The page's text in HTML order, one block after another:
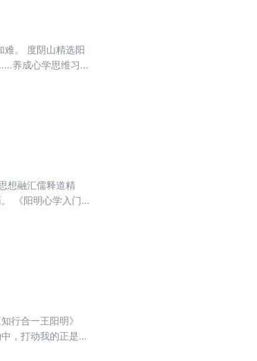
难。 度阴山精选阳
养成心学思维习
想融汇儒释道精
《阳明心学入门十
，修炼强大内心，
行合一王阳明》
，打动我的正是张